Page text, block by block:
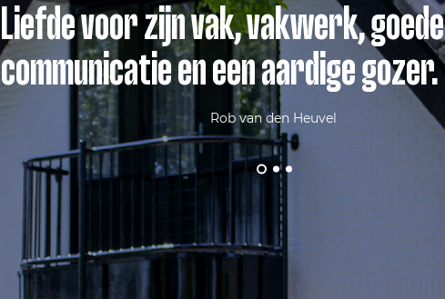
Liefde voor zijn vak, vakwerk, goede
communicatie en een aardige gozer.
Rob van den Heuvel